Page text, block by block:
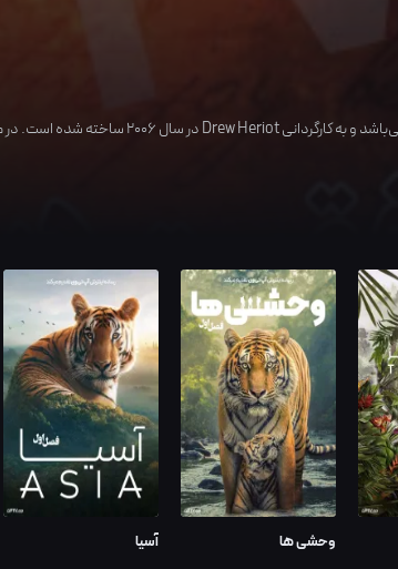
و به کارگردانیDrew Heriotدر سال2006ساخته شده است. در
وحشی ها آسیا